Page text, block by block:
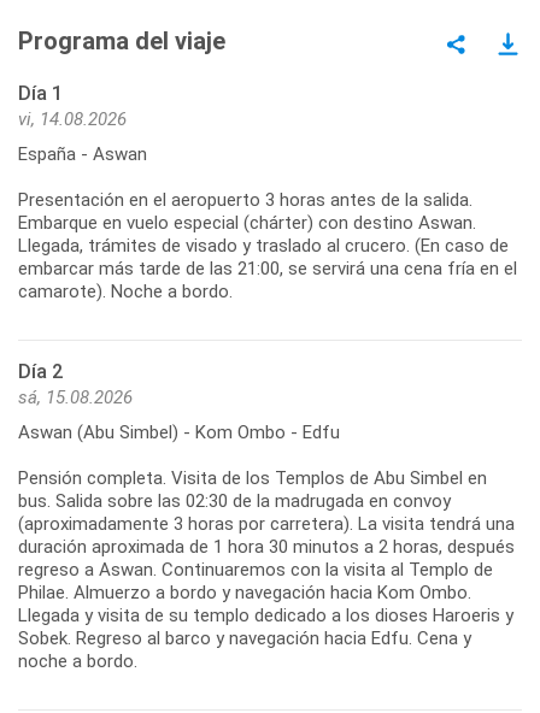
Programa del viaje
Día 1
vi, 14.08.2026
España - Aswan
Presentación en el aeropuerto 3 horas antes de la salida.
Embarque en vuelo especial (chárter) con destino Aswan.
Llegada, trámites de visado y traslado al crucero. (En caso de
embarcar más tarde de las 21:00, se servirá una cena fría en el
camarote). Noche a bordo.
Día 2
sá, 15.08.2026
Aswan (Abu Simbel) - Kom Ombo - Edfu
Pensión completa. Visita de los Templos de Abu Simbel en
bus. Salida sobre las 02:30 de la madrugada en convoy
(aproximadamente 3 horas por carretera). La visita tendrá una
duración aproximada de 1 hora 30 minutos a 2 horas, después
regreso a Aswan. Continuaremos con la visita al Templo de
Philae. Almuerzo a bordo y navegación hacia Kom Ombo.
Llegada y visita de su templo dedicado a los dioses Haroeris y
Sobek. Regreso al barco y navegación hacia Edfu. Cena y
noche a bordo.